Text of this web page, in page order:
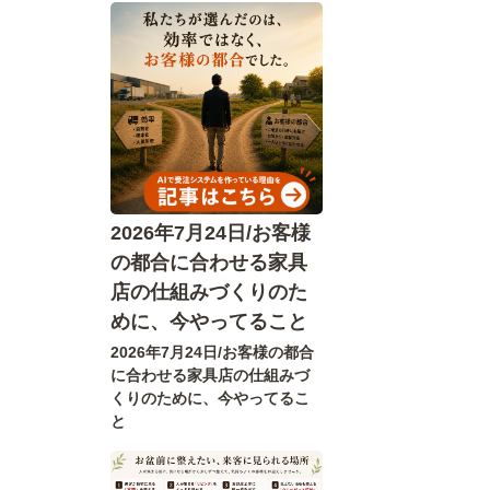
2026年7月24日/お客様
の都合に合わせる家具
店の仕組みづくりのた
めに、今やってること
2026年7月24日/お客様の都合
に合わせる家具店の仕組みづ
くりのために、今やってるこ
と